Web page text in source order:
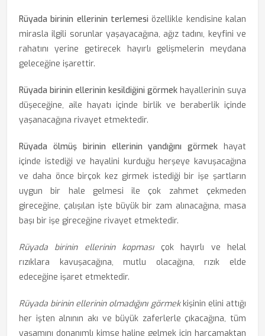
Rüyada birinin ellerinin terlemesi özellikle kendisine kalan
mirasla ilgili sorunlar yaşayacağına, ağız tadını, keyfini ve
rahatını yerine getirecek hayırlı gelişmelerin meydana
geleceğine işarettir.
Rüyada birinin ellerinin kesildiğini görmek hayallerinin suya
düşeceğine, aile hayatı içinde birlik ve beraberlik içinde
yaşanacağına rivayet etmektedir.
Rüyada ölmüş birinin ellerinin yandığını görmek hayat
içinde istediği ve hayalini kurduğu herşeye kavuşacağına
ve daha önce birçok kez girmek istediği bir işe şartların
uygun bir hale gelmesi ile çok zahmet çekmeden
gireceğine, çalışılan işte büyük bir zam alınacağına, masa
başı bir işe gireceğine rivayet etmektedir.
Rüyada birinin ellerinin kopmasıçok hayırlı ve helal
rızıklara kavuşacağına, mutlu olacağına, rızık elde
edeceğine işaret etmektedir.
Rüyada birinin ellerinin olmadığını görmekkişinin elini attığı
her işten alnının akı ve büyük zaferlerle çıkacağına, tüm
yaşamını donanımlı kimse haline gelmek için harcamaktan